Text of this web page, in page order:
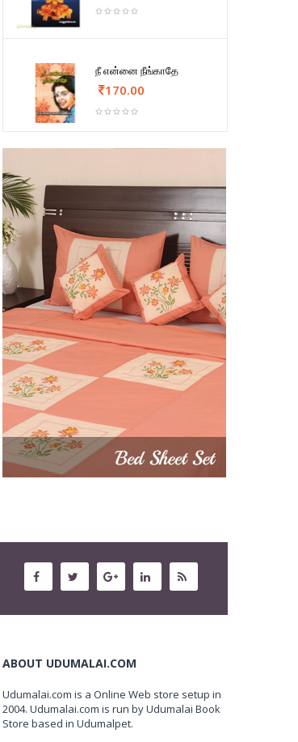
நீ என்னை நீங்காதே
170.00
ABOUT UDUMALAI.COM
Udumalai.com is a Online Web store setup in
2004. Udumalai.com is run by Udumalai Book
Store based in Udumalpet.